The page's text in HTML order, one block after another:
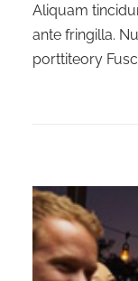
Aliquam
ante fringilla.
porttiteory